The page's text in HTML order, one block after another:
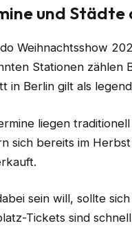
und Städte
Weihnachtsshow
Stationen zählen
in Berlin gilt als
liegen
sich bereits im
sein will, sollte
Tickets sind